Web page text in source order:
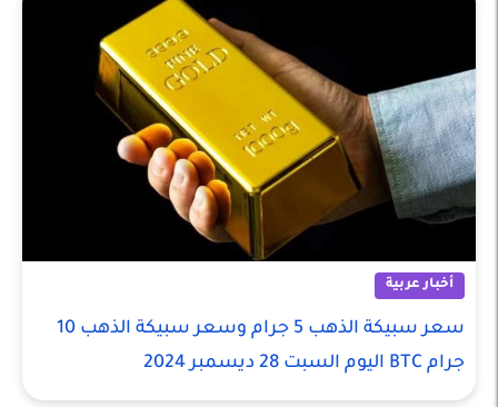
أخبار عربية
سعر سبيكة الذهب 5 جرام وسعر سبيكة الذهب 10
جرام BTC اليوم السبت 28 ديسمبر 2024